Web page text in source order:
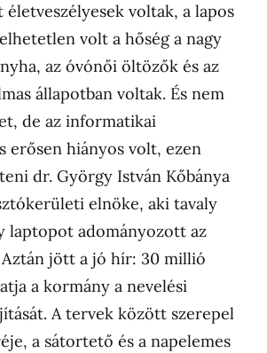
voltak, a lapos
volt a hőség a nagy
az óvónői öltözők és az
állapotban voltak. És nem
de az informatikai
erősen hiányos volt, ezen
dr. György István Kőbánya
elnöke, aki tavaly
laptopot adományozott az
jött a jó hír: 30 millió
a kormány a nevelési
A tervek között szerepel
a sátortető és a napelemes